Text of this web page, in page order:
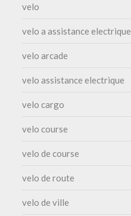
velo
velo a assistance electrique
velo arcade
velo assistance electrique
velo cargo
velo course
velo de course
velo de route
velo de ville